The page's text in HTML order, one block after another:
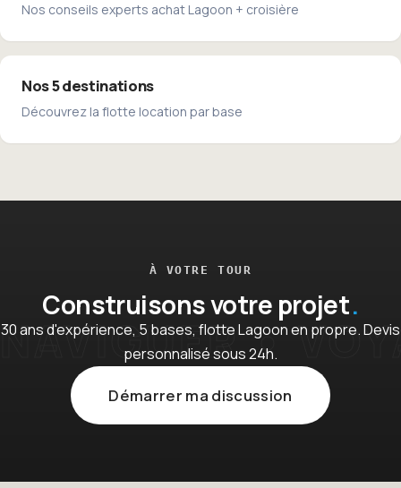
Nos conseils experts achat Lagoon + croisière
Nos 5 destinations
Découvrez la flotte location par base
À VOTRE TOUR
Construisons votre projet
30 ans d'expérience, 5 bases, flotte Lagoon en propre. Devis
personnalisé sous 24h.
Démarrer ma discussion